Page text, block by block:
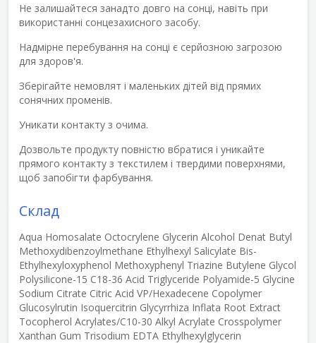
Не залишайтеся занадто довго на сонці, навіть при
використанні сонцезахисного засобу.
Надмірне перебування на сонці є серйозною загрозою
для здоров'я.
Зберігайте немовлят і маленьких дітей від прямих
сонячних променів.
Уникати контакту з очима.
Дозвольте продукту повністю вбратися і уникайте
прямого контакту з текстилем і твердими поверхнями,
щоб запобігти фарбування.
Склад
Aqua Homosalate Octocrylene Glycerin Alcohol Denat Butyl
Methoxydibenzoylmethane Ethylhexyl Salicylate Bis-
Ethylhexyloxyphenol Methoxyphenyl Triazine Butylene Glycol
Polysilicone-15 C18-36 Acid Triglyceride Polyamide-5 Glycine
Sodium Citrate Citric Acid VP/Hexadecene Copolymer
Glucosylrutin Isoquercitrin Glycyrrhiza Inflata Root Extract
Tocopherol Acrylates/C10-30 Alkyl Acrylate Crosspolymer
Xanthan Gum Trisodium EDTA Ethylhexylglycerin